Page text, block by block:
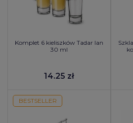
Komplet 6 kieliszków Tadar Ian
30 ml
14.25 zł
BESTSELLER